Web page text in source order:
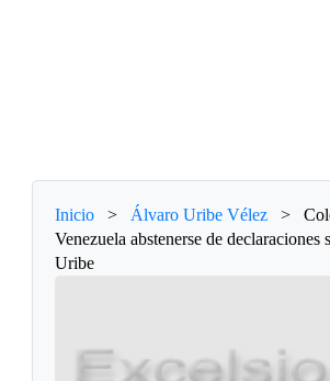
Inicio > Álvaro Uribe Vélez >
Venezuela abstenerse de declaraciones
Uribe